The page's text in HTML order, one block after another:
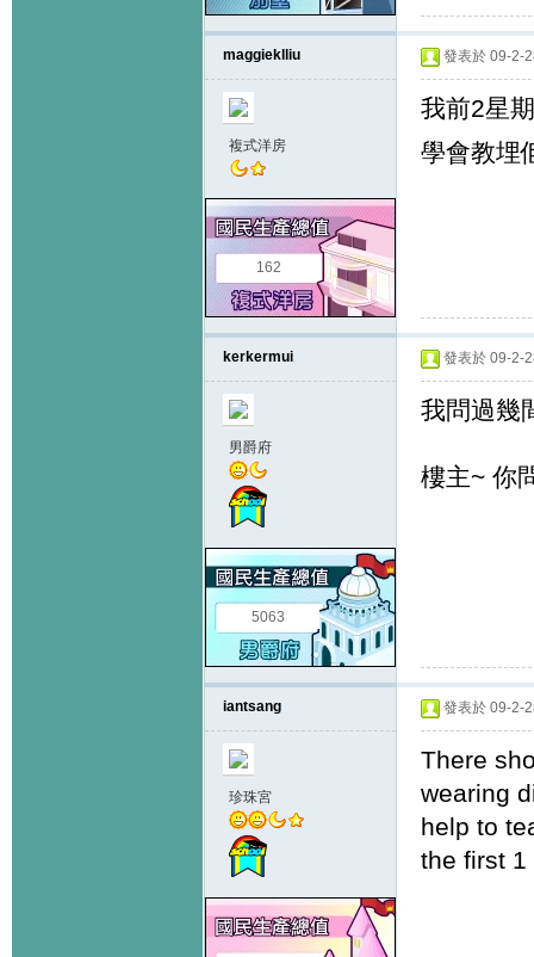
maggieklliu
複式洋房
162
發表於 09-2-
我前2星
學會教埋
kerkermui
男爵府
5063
發表於 09-2-
我問過幾
樓主~ 你
iantsang
珍珠宮
發表於 09-2-
There
wearing
help to
the first 1